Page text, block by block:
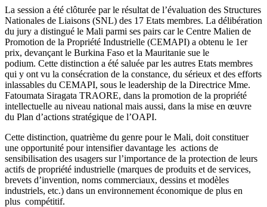
La session a été clôturée par le résultat de l’évaluation des Structures
Nationales de Liaisons (SNL) des 17 Etats membres. La délibération
du jury a distingué le Mali parmi ses pairs car le Centre Malien de
Promotion de la Propriété Industrielle (CEMAPI) a obtenu le 1er
prix, devançant le Burkina Faso et la Mauritanie sue le
podium. Cette distinction a été saluée par les autres Etats membres
qui y ont vu la consécration de la constance, du sérieux et des efforts
inlassables du CEMAPI, sous le leadership de la Directrice Mme.
Fatoumata Siragata TRAORE, dans la promotion de la propriété
intellectuelle au niveau national mais aussi, dans la mise en œuvre
du Plan d’actions stratégique de l’OAPI.
Cette distinction, quatrième du genre pour le Mali, doit constituer
une opportunité pour intensifier davantage les actions de
sensibilisation des usagers sur l’importance de la protection de leurs
actifs de propriété industrielle (marques de produits et de services,
brevets d’invention, noms commerciaux, dessins et modèles
industriels, etc.) dans un environnement économique de plus en
plus compétitif.